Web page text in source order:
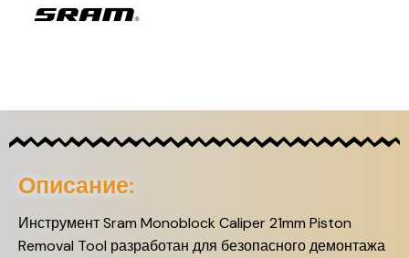
Описание:
Инструмент Sram Monoblock Caliper 21mm Piston
Removal Tool разработан для безопасного демонтажа